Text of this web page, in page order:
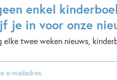
enkel
je in voor onze
elke twee weken nieuws,